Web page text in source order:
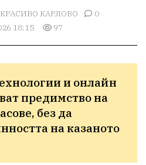
КРАСИВО КАРЛОВО
0
18:15
97
и онлайн
предимство на
без да
на казаното